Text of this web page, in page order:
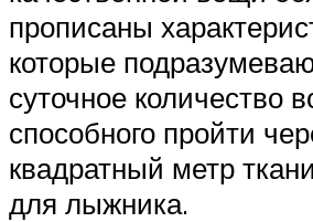
прописаны
которые
суточное количество
способного пройти
квадратный метр
для лыжника.